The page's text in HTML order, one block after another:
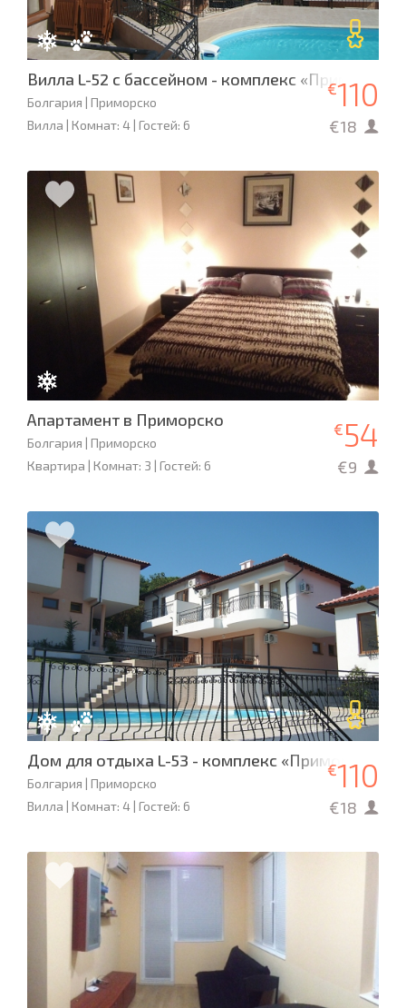
Вилла L-52 с бассейном - комплекс «Приморско
Болгария | Приморско
Вилла | Комнат: 4 | Гостей: 6
€110
€18
Апартамент в Приморско
Болгария | Приморско
Квартира | Комнат: 3 | Гостей: 6
€54
€9
Дом для отдыха L-53 - комплекс «Приморско
Болгария | Приморско
Вилла | Комнат: 4 | Гостей: 6
€110
€18